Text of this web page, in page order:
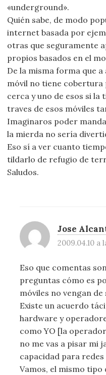
«underground».
Quién sabe, de modo
internet basada por
otras que seguramente
propios basados en el
De la misma forma que
móvil no tiene
cerca y uno de esos si la
traves de esos móviles
Imaginaros poder
la mierda no sería
Eso sí a ver cuanto
tildarlo de refugio de
Saludos.
Jose
2009.04.10 a
Eso que comentas
preguntas cómo es
móviles no vengan
Existe un acuerdo
hardware y
como YO [la
no me vas a pisar mi
capacidad para
Vamos, el mismo